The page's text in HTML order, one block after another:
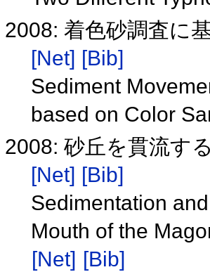
2008: 着色砂調査に
[Net] [Bib]
Sediment
based on Color
2008: 砂丘を貫流す
[Net] [Bib]
Sedimentation
Mouth of the
[Net] [Bib]